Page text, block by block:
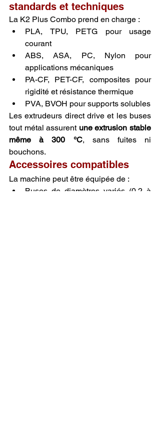
standards et techniques
La K2 Plus Combo prend en charge :
PLA, TPU, PETG pour usage
courant
ABS, ASA, PC, Nylon pour
applications mécaniques
PA-CF, PET-CF, composites pour
rigidité et résistance thermique
PVA, BVOH pour supports solubles
Les extrudeurs direct drive et les buses
tout métal assurent une extrusion stable
même à 300 °C, sans fuites ni
bouchons.
Accessoires compatibles
La machine peut être équipée de :
Buses de diamètres variés (0,2 à